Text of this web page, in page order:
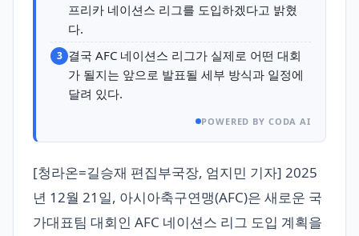
프리카 네이션스 리그를 도입하겠다고 밝혔
다.
3 결국 AFC 네이션스 리그가 실제로 어떤 대회
가 될지는 앞으로 발표될 세부 방식과 일정에
달려 있다.
POWERED BY CODA AI
[청라온=길승재 편집부국장, 엄지민 기자] 2025
년 12월 21일, 아시아축구연맹(AFC)은 새로운 국
가대표팀 대회인 AFC 네이션스 리그 도입 계획을